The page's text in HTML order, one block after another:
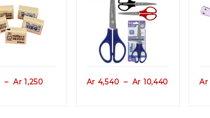
Aperçu
– Ar 1,250Plage
Aperçu
Ar 4,540 – Ar 10,440 Ar